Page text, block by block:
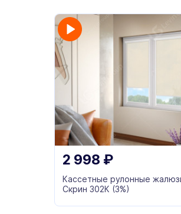
2 998 ₽
Кассетные рулонные
Скрин 302К (3%)